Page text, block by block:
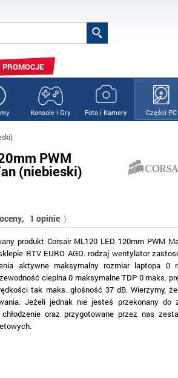
PROMOCJE
Konsole i Gry Foto i Kamery Części PC
PWM
(niebieski)
1 opinie )
produkt Corsair ML120 LED 120mm PWM
RTV EURO AGD. rodzaj wentylator
aktywne maksymalny rozmiar laptopa 0
cieplna 0 maksymalne TDP 0 maks.
tak maks. głośność 37 dB. Wierzymy,
Jeżeli jednak nie jesteś przekonany do
oraz przygotowane przez nas